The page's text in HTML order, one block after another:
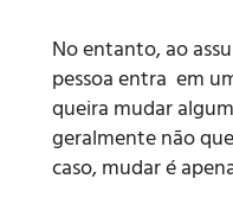
No entanto, ao
pessoa entra em
queira mudar
geralmente não
caso, mudar é